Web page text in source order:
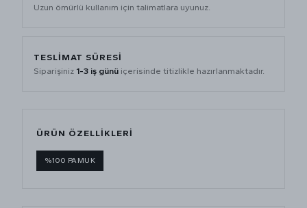
Uzun ömürlü kullanım için talimatlara uyunuz.
TESLİMAT SÜRESİ
Siparişiniz 1-3 iş günü içerisinde titizlikle hazırlanmaktadır.
ÜRÜN ÖZELLİKLERİ
%100 PAMUK